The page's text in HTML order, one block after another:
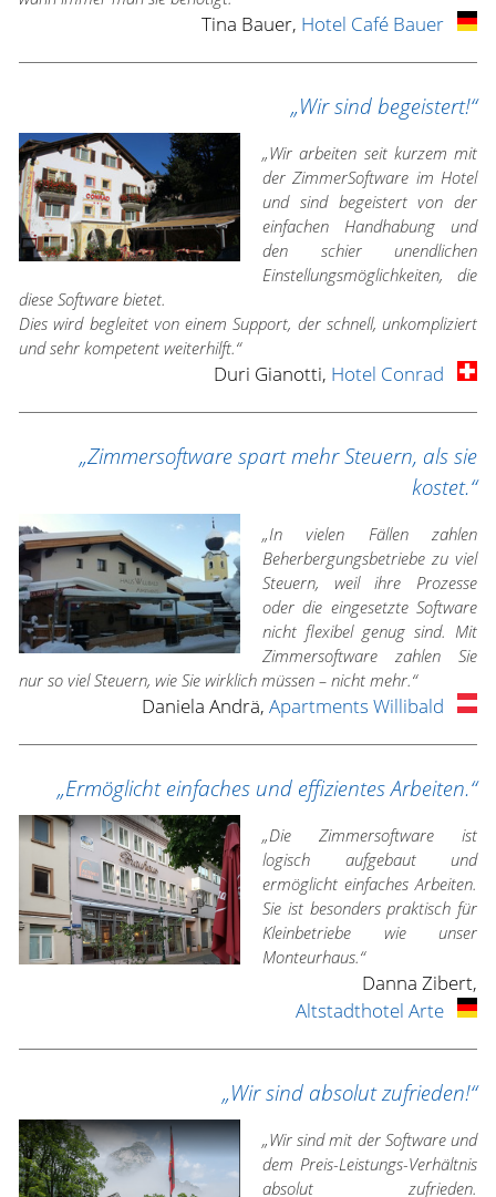
Tina Bauer, Hotel Café Bauer
„Wir sind begeistert!“
„Wir arbeiten seit kurzem mit
der ZimmerSoftware im Hotel
und sind begeistert von der
einfachen Handhabung und
den schier unendlichen
Einstellungsmöglichkeiten, die
diese Software bietet.
Dies wird begleitet von einem Support, der schnell, unkompliziert
und sehr kompetent weiterhilft.“
Duri Gianotti, Hotel Conrad
„Zimmersoftware spart mehr Steuern, als sie
kostet.“
„In vielen Fällen zahlen
Beherbergungsbetriebe zu viel
Steuern, weil ihre Prozesse
oder die eingesetzte Software
nicht flexibel genug sind. Mit
Zimmersoftware zahlen Sie
nur so viel Steuern, wie Sie wirklich müssen – nicht mehr.“
Daniela Andrä, Apartments Willibald
„Ermöglicht einfaches und effizientes Arbeiten.“
„Die Zimmersoftware ist
logisch aufgebaut und
ermöglicht einfaches Arbeiten.
Sie ist besonders praktisch für
Kleinbetriebe wie unser
Monteurhaus.“
Danna Zibert,
Altstadthotel Arte
„Wir sind absolut zufrieden!“
„Wir sind mit der Software und
dem Preis-Leistungs-Verhältnis
absolut zufrieden.